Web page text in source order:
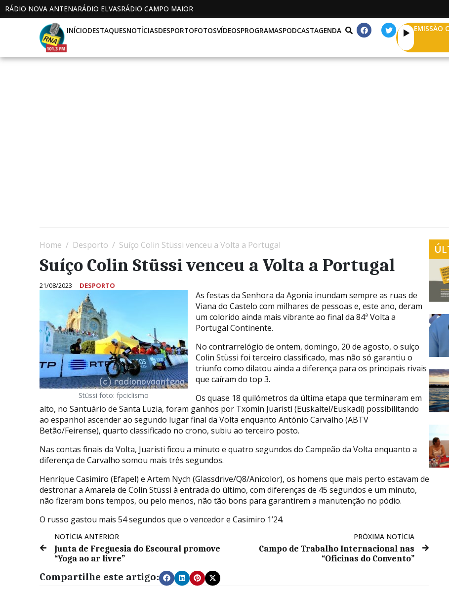
RÁDIO NOVA ANTENARÁDIO ELVASRÁDIO CAMPO MAIOR
INÍCIODESTAQUESNOTÍCIASDESPORTOFOTOSVÍDEOSPROGRAMASPODCASTAGENDA EMISSÃO
Home Desporto Suíço Colin Stüssi venceu a Volta a Portugal
Suíço Colin Stüssi venceu a Volta a Portugal
21/08/2023 DESPORTO
Stüssi foto: fpciclismo
As festas da Senhora da Agonia inundam sempre as ruas de
Viana do Castelo com milhares de pessoas e, este ano, deram
um colorido ainda mais vibrante ao final da 84ª Volta a
Portugal Continente.
No contrarrelógio de ontem, domingo, 20 de agosto, o suíço
Colin Stüssi foi terceiro classificado, mas não só garantiu o
triunfo como dilatou ainda a diferença para os principais rivais
que caíram do top 3.
Os quase 18 quilómetros da última etapa que terminaram em
alto, no Santuário de Santa Luzia, foram ganhos por Txomin Juaristi (Euskaltel/Euskadi) possibilitando
ao espanhol ascender ao segundo lugar final da Volta enquanto António Carvalho (ABTV
Betão/Feirense), quarto classificado no crono, subiu ao terceiro posto.
Nas contas finais da Volta, Juaristi ficou a minuto e quatro segundos do Campeão da Volta enquanto a
diferença de Carvalho somou mais três segundos.
Henrique Casimiro (Efapel) e Artem Nych (Glassdrive/Q8/Anicolor), os homens que mais perto estavam de
destronar a Amarela de Colin Stüssi à entrada do último, com diferenças de 45 segundos e um minuto,
não fizeram bons tempos, ou pelo menos, não tão bons para garantirem a manutenção no pódio.
O russo gastou mais 54 segundos que o vencedor e Casimiro 1’24.
NOTÍCIA ANTERIOR
Junta de Freguesia do Escoural promove
“Yoga ao ar livre”
PRÓXIMA NOTÍCIA
Campo de Trabalho Internacional nas
“Oficinas do Convento”
Compartilhe este artigo: